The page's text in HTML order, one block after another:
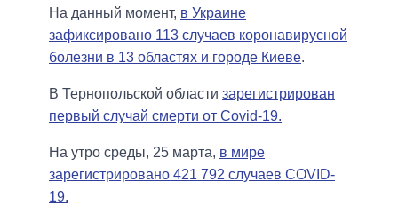
На данный момент, в Украине
зафиксировано 113 случаев коронавирусной
болезни в 13 областях и городе Киеве.
В Тернопольской области зарегистрирован
первый случай смерти от Covid-19.
На утро среды, 25 марта, в мире
зарегистрировано 421 792 случаев COVID-
19.